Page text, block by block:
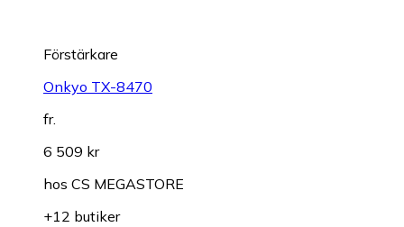
Förstärkare
Onkyo TX-8470
fr.
6 509 kr
hos CS MEGASTORE
+12 butiker